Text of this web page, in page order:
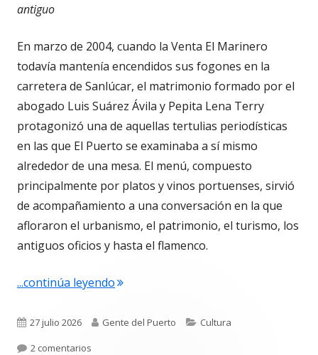
antiguo
En marzo de 2004, cuando la Venta El Marinero
todavía mantenía encendidos sus fogones en la
carretera de Sanlúcar, el matrimonio formado por el
abogado Luis Suárez Ávila y Pepita Lena Terry
protagonizó una de aquellas tertulias periodísticas
en las que El Puerto se examinaba a sí mismo
alrededor de una mesa. El menú, compuesto
principalmente por platos y vinos portuenses, sirvió
de acompañamiento a una conversación en la que
afloraron el urbanismo, el patrimonio, el turismo, los
antiguos oficios y hasta el flamenco.
...continúa leyendo"Luis Suárez Ávila y Pepita Lena:
Publicado
el
27 julio 2026 Autor
Gente del Puerto Categorías
Cultura
2 comentarios